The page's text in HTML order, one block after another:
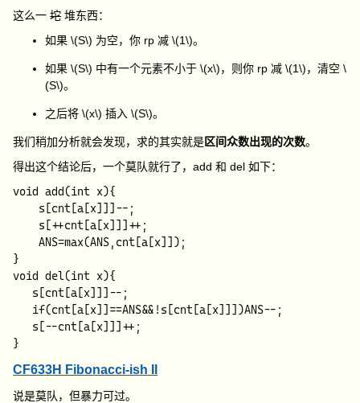
这么一坨堆东西：
如果\(S\) 为空，你 rp 减\(1\)。
如果\(S\) 中有一个元素不小于\(x\)，则你 rp 减\(1\)，清空\
(S\)。
之后将\(x\) 插入\(S\)。
我们稍加分析就会发现，求的其实就是区间众数出现的次数。
得出这个结论后，一个莫队就行了，add 和del 如下：
void add(int x){
    s[cnt[a[x]]]--;
    s[++cnt[a[x]]]++;
    ANS=max(ANS,cnt[a[x]]);
}
void del(int x){
   s[cnt[a[x]]]--;
   if(cnt[a[x]]==ANS&&!s[cnt[a[x]]])ANS--;
   s[--cnt[a[x]]]++;
CF633H Fibonacci-ish II
说是莫队，但暴力可过。